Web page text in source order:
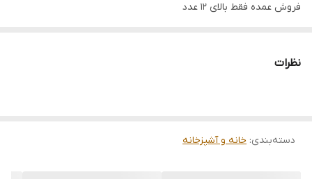
فروش عمده فقط بالای ۱۲ عدد
نظرات
دسته‌بندی: خانه و آشپزخانه